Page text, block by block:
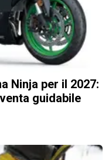
Ninja per il 2027:
guidabile